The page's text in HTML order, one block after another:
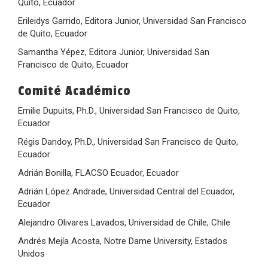
Quito, Ecuador
Erileidys Garrido, Editora Junior, Universidad San Francisco
de Quito, Ecuador
Samantha Yépez, Editora Junior, Universidad San
Francisco de Quito, Ecuador
Comité Académico
Emilie Dupuits, Ph.D., Universidad San Francisco de Quito,
Ecuador
Régis Dandoy, Ph.D., Universidad San Francisco de Quito,
Ecuador
Adrián Bonilla, FLACSO Ecuador, Ecuador
Adrián López Andrade, Universidad Central del Ecuador,
Ecuador
Alejandro Olivares Lavados, Universidad de Chile, Chile
Andrés Mejía Acosta, Notre Dame University, Estados
Unidos